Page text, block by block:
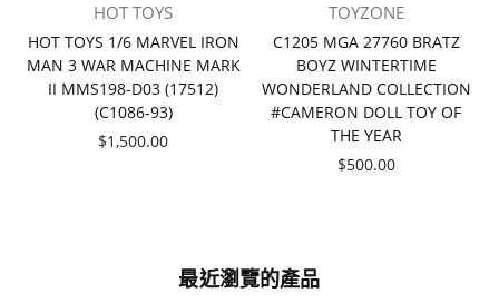
HOT TOYS
HOT TOYS 1/6 MARVEL IRON
MAN 3 WAR MACHINE MARK
II MMS198-D03 (17512)
(C1086-93)
價
$1,500.00
TOYZONE
C1205 MGA 27760 BRATZ
BOYZ WINTERTIME
WONDERLAND COLLECTION
#CAMERON DOLL TOY OF
THE YEAR
價
$500.00
最近瀏覽的產品